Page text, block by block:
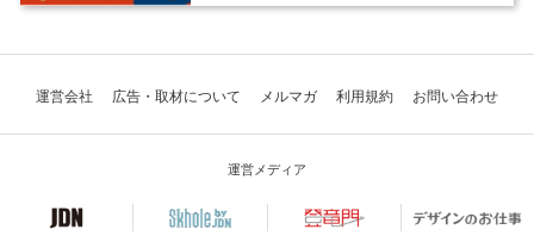
運営会社 広告・取材について メルマガ 利用規約 お問い合わせ
運営メディア